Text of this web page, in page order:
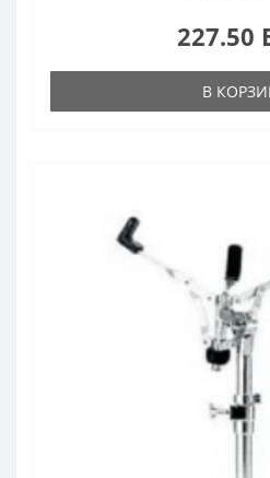
227.50
В